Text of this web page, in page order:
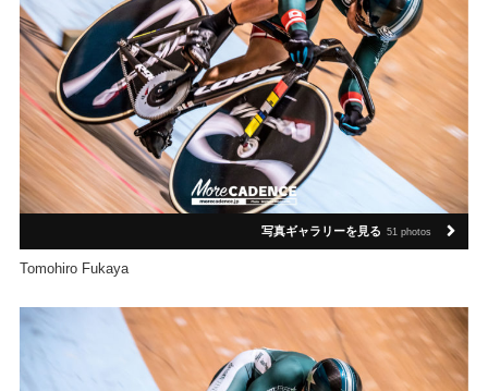
写真ギャラリーを見る 51 photos
Tomohiro Fukaya